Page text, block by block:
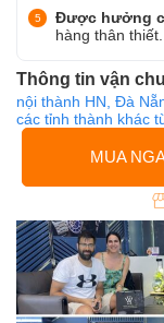
Được hưởng
hàng thân thiết.
Thông tin vận
nội thành HN, Đà
các tỉnh thành khác
MUA